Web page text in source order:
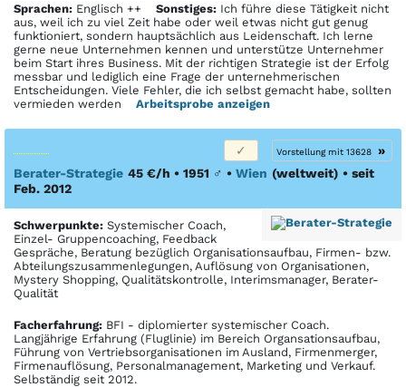
Sprachen: Englisch ++ Sonstiges: Ich führe diese Tätigkeit nicht
aus, weil ich zu viel Zeit habe oder weil etwas nicht gut genug
funktioniert, sondern hauptsächlich aus Leidenschaft. Ich lerne
gerne neue Unternehmen kennen und unterstütze Unternehmer
beim Start ihres Business. Mit der richtigen Strategie ist der Erfolg
messbar und lediglich eine Frage der unternehmerischen
Entscheidungen. Viele Fehler, die ich selbst gemacht habe, sollten
vermieden werden Arbeitsprobe anzeigen
Vorstellung mit 13628
»
Berater-Strategie 45 €/h • 1951 ♂ • Wien (weltweit) • seit
Feb. 2012
Schwerpunkte: Systemischer Coach,
Einzel- Gruppencoaching, Feedback
Gespräche, Beratung bezüglich Organisationsaufbau, Firmen- bzw.
Abteilungszusammenlegungen, Auflösung von Organisationen,
Mystery Shopping, Qualitätskontrolle, Interimsmanager, Berater-
Qualität
Facher­fahrung: BFI - diplomierter systemischer Coach.
Langjährige Erfahrung (Fluglinie) im Bereich Organsationsaufbau,
Führung von Vertriebsorganisationen im Ausland, Firmenmerger,
Firmenauflösung, Personalmanagement, Marketing und Verkauf.
Selbständig seit 2012.